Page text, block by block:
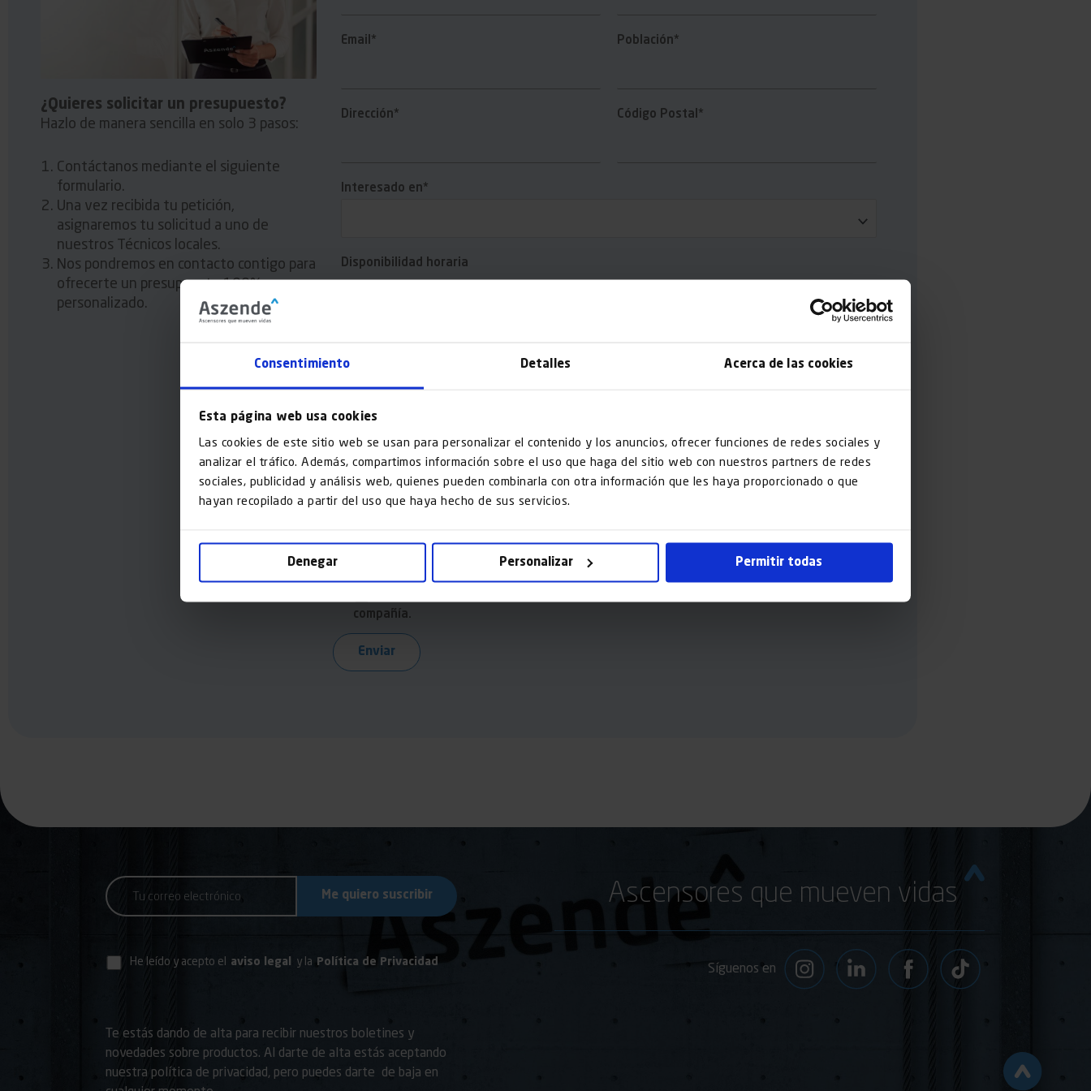
Consentimiento Detalles Acerca de las cookies
Esta página web usa cookies
Las cookies de este sitio web se usan para personalizar el contenido y los anuncios, ofrecer funciones de redes sociales y
analizar el tráfico. Además, compartimos información sobre el uso que haga del sitio web con nuestros partners de redes
sociales, publicidad y análisis web, quienes pueden combinarla con otra información que les haya proporcionado o que
hayan recopilado a partir del uso que haya hecho de sus servicios.
Denegar Personalizar Permitir todas
¿Quieres solicitar un presupuesto?
Hazlo de manera sencilla en solo 3 pasos:
Contáctanos mediante el siguiente
formulario.
Una vez recibida tu petición,
asignaremos tu solicitud a uno de
nuestros Técnicos locales.
Nos pondremos en contacto contigo para
ofrecerte un presupuesto 100%
personalizado.
Email* Población*
Dirección* Código Postal*
Interesado en*
Disponibilidad horaria
Mensaje*
compañía.
He leído y acepto el aviso legal y la Política de Privacidad
Te estás dando de alta para recibir nuestros boletines y
novedades sobre productos. Al darte de alta estás aceptando
nuestra política de privacidad, pero puedes darte de baja en
Ascensores que mueven vidas
Síguenos en